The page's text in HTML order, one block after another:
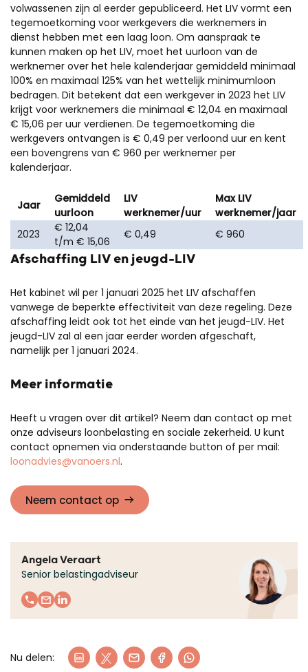
volwassenen zijn al eerder gepubliceerd. Het LIV vormt een
tegemoetkoming voor werkgevers die werknemers in
dienst hebben met een laag loon. Om aanspraak te
kunnen maken op het LIV, moet het uurloon van de
werknemer over het hele kalenderjaar gemiddeld minimaal
100% en maximaal 125% van het wettelijk minimumloon
bedragen. Dit betekent dat een werkgever in 2023 het LIV
krijgt voor werknemers die minimaal € 12,04 en maximaal
€ 15,06 per uur verdienen. De tegemoetkoming die
werkgevers ontvangen is € 0,49 per verloond uur en kent
een bovengrens van € 960 per werknemer per
kalenderjaar.
Jaar
Gemiddeld
uurloon
LIV
werknemer/uur
Max LIV
werknemer/jaar
2023
€ 12,04
t/m € 15,06
€ 0,49 € 960
Afschaffing LIV en jeugd-LIV
Het kabinet wil per 1 januari 2025 het LIV afschaffen
vanwege de beperkte effectiviteit van deze regeling. Deze
afschaffing leidt ook tot het einde van het jeugd-LIV. Het
jeugd-LIV zal al een jaar eerder worden afgeschaft,
namelijk per 1 januari 2024.
Meer informatie
Heeft u vragen over dit artikel? Neem dan contact op met
onze adviseurs loonbelasting en sociale zekerheid. U kunt
contact opnemen via onderstaande button of per mail:
loonadvies@vanoers.nl.
Neem contact op
Angela Veraart
Senior belastingadviseur
Nu delen: